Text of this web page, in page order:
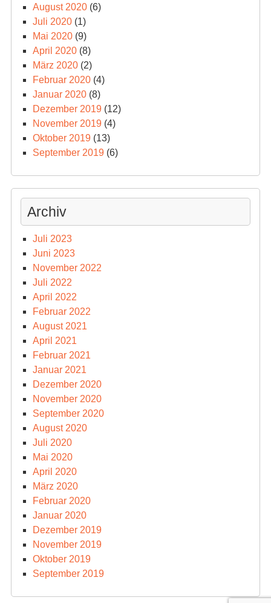
August 2020(6)
Juli 2020(1)
Mai 2020(9)
April 2020(8)
März 2020(2)
Februar 2020(4)
Januar 2020(8)
Dezember 2019(12)
November 2019(4)
Oktober 2019(13)
September 2019(6)
Archiv
Juli 2023
Juni 2023
November 2022
Juli 2022
April 2022
Februar 2022
August 2021
April 2021
Februar 2021
Januar 2021
Dezember 2020
November 2020
September 2020
August 2020
Juli 2020
Mai 2020
April 2020
März 2020
Februar 2020
Januar 2020
Dezember 2019
November 2019
Oktober 2019
September 2019